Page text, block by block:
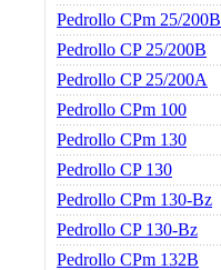
Pedrollo CPm 25/200B
Pedrollo CP 25/200B
Pedrollo CP 25/200A
Pedrollo CPm 100
Pedrollo CPm 130
Pedrollo CP 130
Pedrollo CPm 130-Bz
Pedrollo CP 130-Bz
Pedrollo CPm 132B